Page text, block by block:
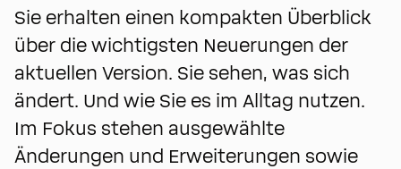
Sie erhalten einen kompakten Überblick
über die wichtigsten Neuerungen der
aktuellen Version. Sie sehen, was sich
ändert. Und wie Sie es im Alltag nutzen.
Im Fokus stehen ausgewählte
Änderungen und Erweiterungen sowie